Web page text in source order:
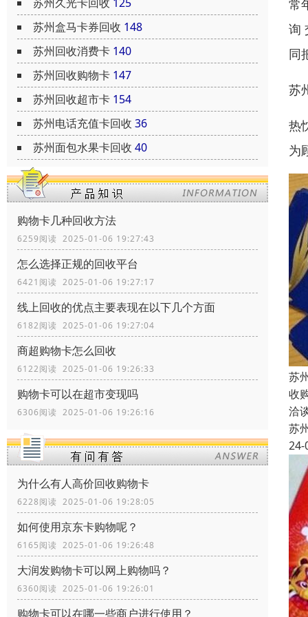
苏州盒马卡券回收 148
苏州回收消费卡 140
苏州回收购物卡 147
苏州回收超市卡 154
苏州电话充值卡回收 36
苏州面包水果卡回收 40
购物卡几种回收方法
6259阅读 2025-01-06 19:27:43
怎么选择正规的回收平台
6421阅读 2025-01-06 19:27:17
线上回收的优点主要表现在以下几个方面
6182阅读 2025-01-06 19:27:04
商超购物卡怎么回收
6122阅读 2025-01-06 19:26:33
购物卡可以在超市变现吗
6306阅读 2025-01-06 19:26:16
为什么有人高价回收购物卡
6228阅读 2025-01-06 19:28:05
如何使用京东卡购物呢？
6165阅读 2025-01-06 19:26:48
大润发购物卡可以网上购物吗？
6360阅读 2025-01-06 19:26:01
购物卡可以在哪一些商户进行使用？
常
询
同
苏
热
为
苏
收
洽
苏
24-